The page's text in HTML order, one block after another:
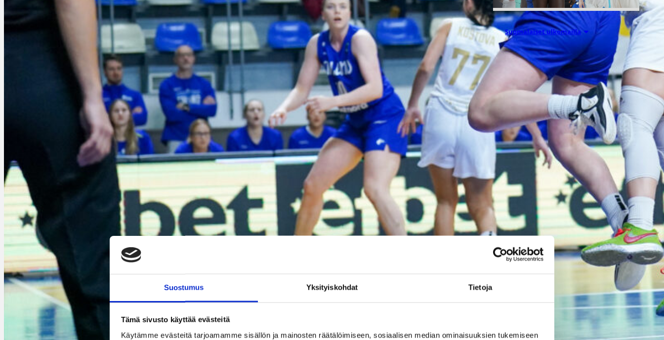
Suostumus Yksityiskohdat Tietoja
Tämä sivusto käyttää evästeitä
Käytämme evästeitä tarjoamamme sisällön ja mainosten räätälöimiseen, sosiaalisen median ominaisuuksien tukemiseen
Suomalaiset ulkomailla
06.08.2026 09:16
Mystics nousi
20 pisteen
takaa voittoon
Wingsiä
vastaan –
Kuier viisi
pistettä
WNBA:ssa Dallas Wings ehti
johtaa peliä jo 20 pistettä, mutta
Washington Mystics nousi takaa
voittoon 92-96 (59-44). Awak
Kuier pelasi vaihdosta viisi
minuuttia tilastoiden viisi
pistettä ja yhden torjunnan.